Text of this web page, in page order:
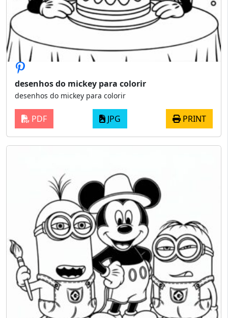
desenhos do mickey para colorir
desenhos do mickey para colorir
PDF JPG PRINT